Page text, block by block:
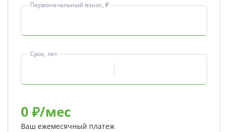
Первоначальный взнос, ₽
Срок, лет
0 ₽/мес
Ваш ежемесячный платеж